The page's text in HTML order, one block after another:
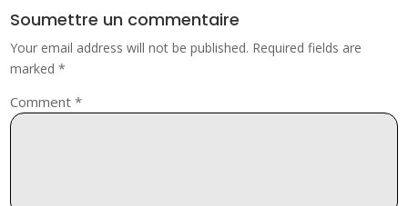
Soumettre un commentaire
Your email address will not be published. Required fields are
marked*
Comment*